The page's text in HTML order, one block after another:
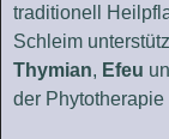
traditionell
Schleim
Thymian, Efeu
der